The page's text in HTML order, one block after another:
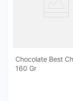
Chocolate Best
160 Gr